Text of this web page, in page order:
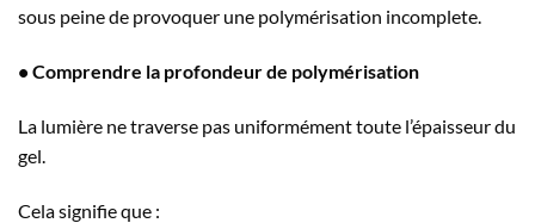
sous peine de provoquer une polymérisation incomplete.
• Comprendre la profondeur de polymérisation
La lumière ne traverse pas uniformément toute l’épaisseur du
gel.
Cela signifie que :